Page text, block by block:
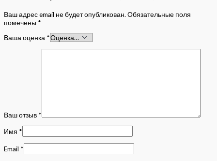
Ваш адрес email не будет опубликован.Обязательные поля
помечены *
Ваша оценка *
Ваш отзыв *
Имя *
Email *